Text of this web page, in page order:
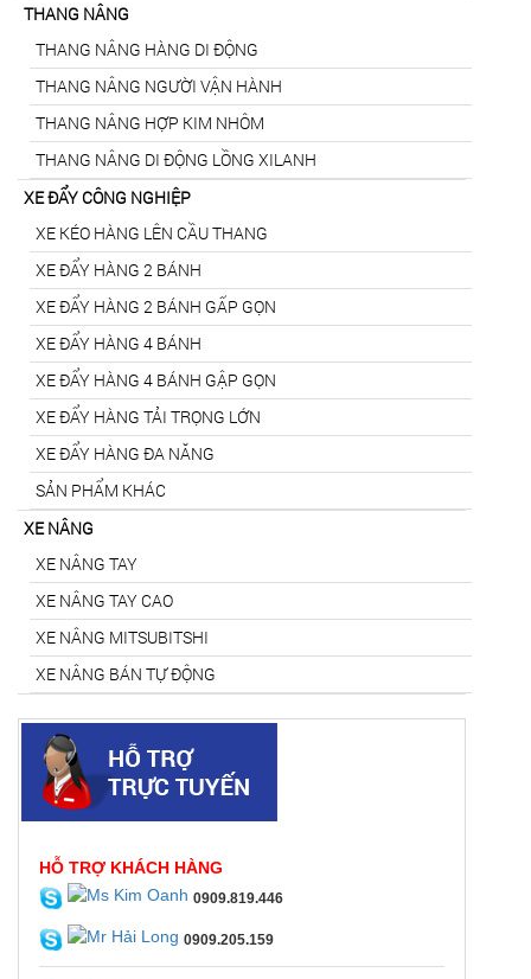
THANG NÂNG
THANG NÂNG HÀNG DI ĐỘNG
THANG NÂNG NGƯỜI VẬN HÀNH
THANG NÂNG HỢP KIM NHÔM
THANG NÂNG DI ĐỘNG LỒNG XILANH
XE ĐẨY CÔNG NGHIỆP
XE KÉO HÀNG LÊN CẦU THANG
XE ĐẨY HÀNG 2 BÁNH
XE ĐẨY HÀNG 2 BÁNH GẤP GỌN
XE ĐẨY HÀNG 4 BÁNH
XE ĐẨY HÀNG 4 BÁNH GẬP GỌN
XE ĐẨY HÀNG TẢI TRỌNG LỚN
XE ĐẨY HÀNG ĐA NĂNG
SẢN PHẨM KHÁC
XE NÂNG
XE NÂNG TAY
XE NÂNG TAY CAO
XE NÂNG MITSUBITSHI
XE NÂNG BÁN TỰ ĐỘNG
HỖ TRỢ KHÁCH HÀNG
0909.819.446
0909.205.159